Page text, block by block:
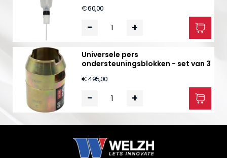
€ 60,00
- +
Universele pers
ondersteuningsblokken - set van 3
€ 495,00
- +